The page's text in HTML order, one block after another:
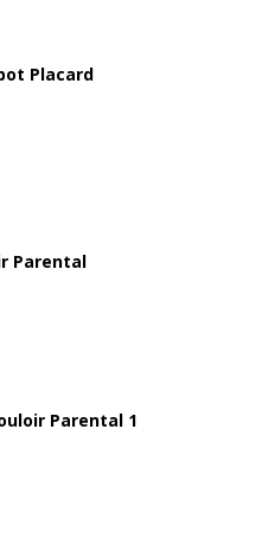
Placard
Parental
Parental 1